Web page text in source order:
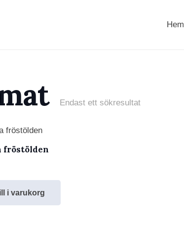
Hem
Endast ett sökresultat
fröstölden
i varukorg